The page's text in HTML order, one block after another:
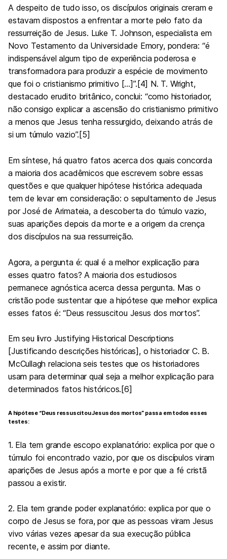
A despeito de tudo isso, os discípulos originais creram e
estavam dispostos a enfrentar a morte pelo fato da
ressurreição de Jesus. Luke T. Johnson, especialista em
Novo Testamento da Universidade Emory, pondera: “é
indispensável algum tipo de experiência poderosa e
transformadora para produzir a espécie de movimento
que foi o cristianismo primitivo […]”.[4] N. T. Wright,
destacado erudito britânico, conclui: “como historiador,
não consigo explicar a ascensão do cristianismo primitivo
a menos que Jesus tenha ressurgido, deixando atrás de
si um túmulo vazio”.[5]
Em síntese, há quatro fatos acerca dos quais concorda
a maioria dos acadêmicos que escrevem sobre essas
questões e que qualquer hipótese histórica adequada
tem de levar em consideração: o sepultamento de Jesus
por José de Arimateia, a descoberta do túmulo vazio,
suas aparições depois da morte e a origem da crença
dos discípulos na sua ressurreição.
Agora, a pergunta é: qual é a melhor explicação para
esses quatro fatos? A maioria dos estudiosos
permanece agnóstica acerca dessa pergunta. Mas o
cristão pode sustentar que a hipótese que melhor explica
esses fatos é: “Deus ressuscitou Jesus dos mortos”.
Em seu livro Justifying Historical Descriptions
[Justificando descrições históricas], o historiador C. B.
McCullagh relaciona seis testes que os historiadores
usam para determinar qual seja a melhor explicação para
determinados fatos históricos.[6]
A hipótese “Deus ressuscitou Jesus dos mortos” passa em todos esses
testes:
1. Ela tem grande escopo explanatório: explica por que o
túmulo foi encontrado vazio, por que os discípulos viram
aparições de Jesus após a morte e por que a fé cristã
passou a existir.
2. Ela tem grande poder explanatório: explica por que o
corpo de Jesus se fora, por que as pessoas viram Jesus
vivo várias vezes apesar da sua execução pública
recente, e assim por diante.